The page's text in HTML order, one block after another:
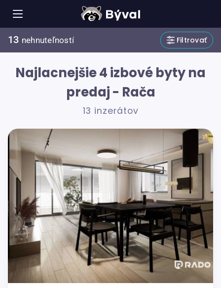
13 nehnuteľností Filtrovať
Najlacnejšie 4 izbové byty na
predaj - Rača
13 inzerátov